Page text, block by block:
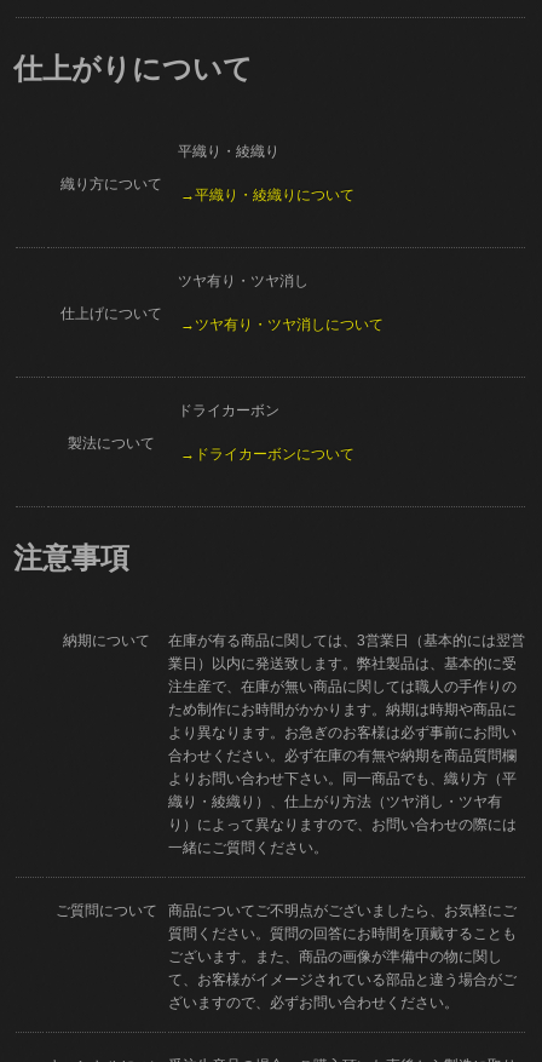
仕上がりについて
織り方について
平織り・綾織り
→平織り・綾織りについて
仕上げについて
ツヤ有り・ツヤ消し
→ツヤ有り・ツヤ消しについて
製法について
ドライカーボン
→ドライカーボンについて
注意事項
納期について
在庫が有る商品に関しては、3営業日（基本的には翌営
業日）以内に発送致します。弊社製品は、基本的に受
注生産で、在庫が無い商品に関しては職人の手作りの
ため制作にお時間がかかります。納期は時期や商品に
より異なります。お急ぎのお客様は必ず事前にお問い
合わせください。必ず在庫の有無や納期を商品質問欄
よりお問い合わせ下さい。同一商品でも、織り方（平
織り・綾織り）、仕上がり方法（ツヤ消し・ツヤ有
り）によって異なりますので、お問い合わせの際には
一緒にご質問ください。
ご質問について
商品についてご不明点がございましたら、お気軽にご
質問ください。質問の回答にお時間を頂戴することも
ございます。また、商品の画像が準備中の物に関し
て、お客様がイメージされている部品と違う場合がご
ざいますので、必ずお問い合わせください。